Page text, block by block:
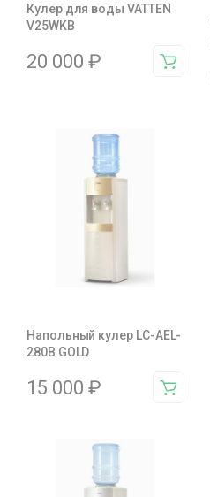
Кулер для воды VATTEN
V25WKB
20 000 ₽
Напольный кулер LC-AEL-
280B GOLD
15 000 ₽